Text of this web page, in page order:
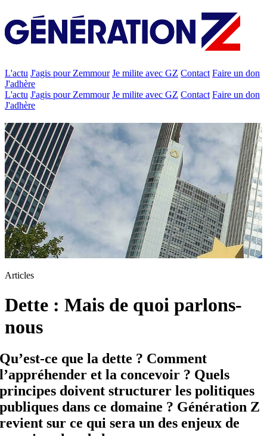
L'actu J'agis pour Zemmour Je milite avec GZ Contact Faire un don
J'adhère
L'actu J'agis pour Zemmour Je milite avec GZ Contact Faire un don
J'adhère
Articles
Dette : Mais de quoi parlons-
nous
Qu’est-ce que la dette ? Comment
l’appréhender et la concevoir ? Quels
principes doivent structurer les politiques
publiques dans ce domaine ? Génération Z
revient sur ce qui sera un des enjeux de